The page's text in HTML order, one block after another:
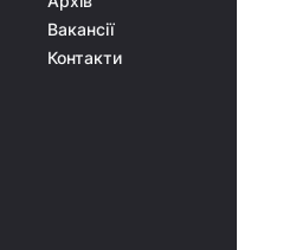
Вакансії
Контакти